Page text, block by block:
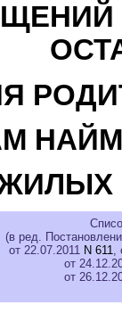
(в ред.
от 22.07.2011 N 611,
от
от